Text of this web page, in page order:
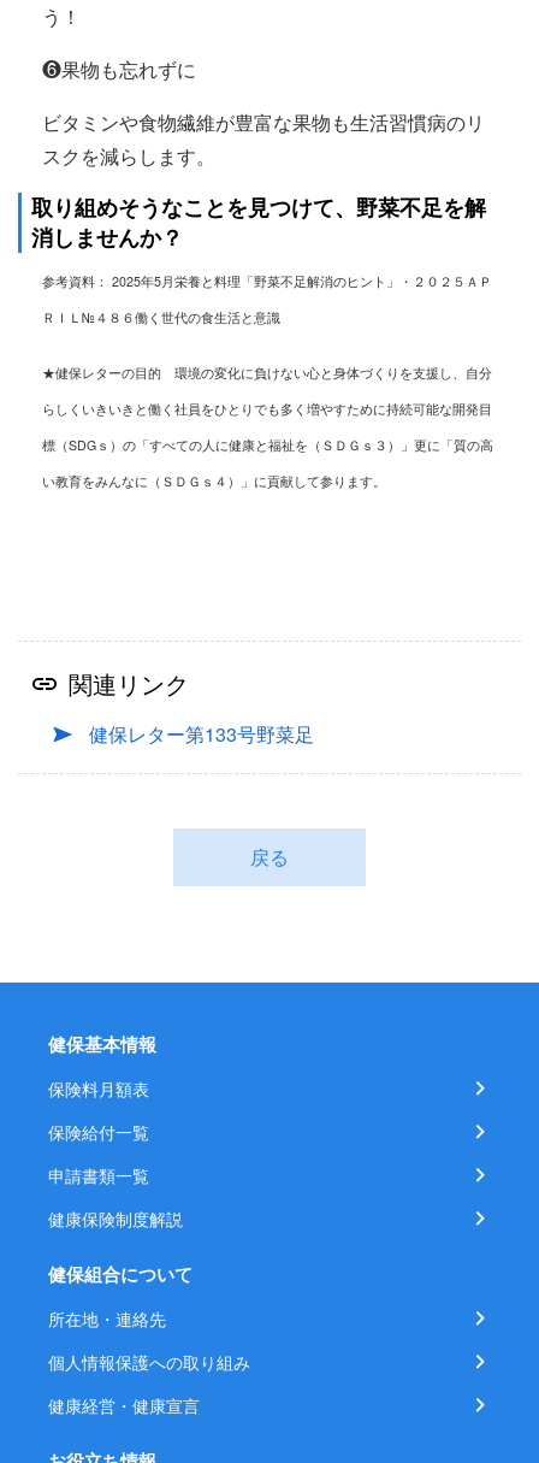
う！
❻果物も忘れずに
ビタミンや食物繊維が豊富な果物も生活習慣病のリ
スクを減らします。
取り組めそうなことを見つけて、野菜不足を解
消しませんか？
参考資料： 2025年5月栄養と料理「野菜不足解消のヒント」・ ２０２５ＡＰ
ＲＩＬ№４８６働く世代の食生活と意識
★健保レターの目的 環境の変化に負けない心と身体づくりを支援し、自分
らしくいきいきと働く社員をひとりでも多く増やすために持続可能な開発目
標（SDGｓ）の「すべての人に健康と福祉を（ＳＤＧｓ３）」更に「質の高
い教育をみんなに（ＳＤＧｓ４）」に貢献して参ります。
関連リンク
健保レター第133号野菜足
戻る
健保基本情報
保険料月額表
保険給付一覧
申請書類一覧
健康保険制度解説
健保組合について
所在地・連絡先
個人情報保護への取り組み
健康経営・健康宣言